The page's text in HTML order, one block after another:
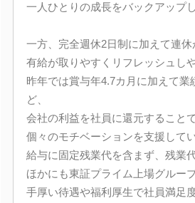
一人ひとりの成長をバックアップし
一方、完全週休2日制に加えて連休
有給が取りやすくリフレッシュし
昨年では賞与年4.7カ月に加えて業
ど、
会社の利益を社員に還元すること
個々のモチベーションを支援してい
給与に固定残業代を含まず、残業
ほかにも東証プライム上場グルー
手厚い待遇や福利厚生で社員満足